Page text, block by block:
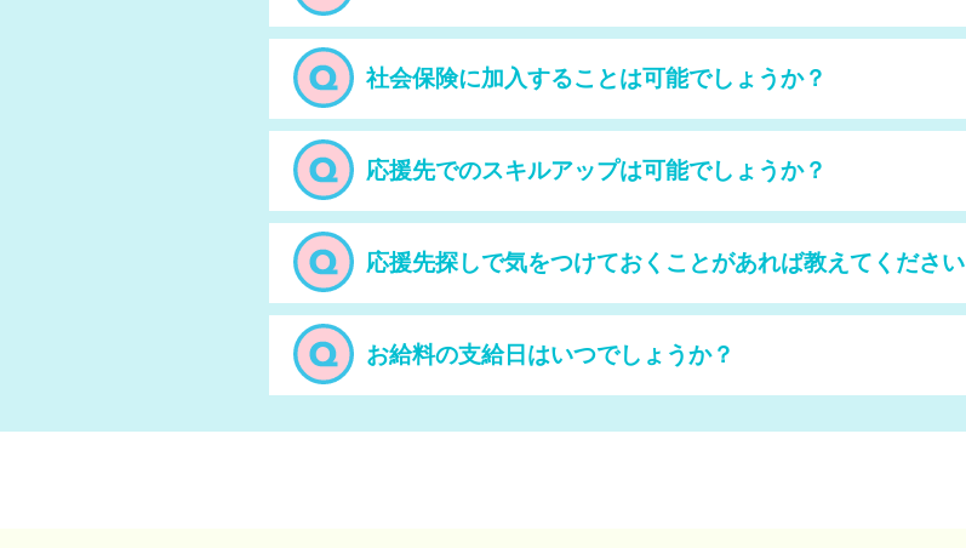
社会保険に加入することは可能でしょうか？
応援先でのスキルアップは可能でしょうか？
応援先探しで気をつけておくことがあれば教えてください
お給料の支給日はいつでしょうか？